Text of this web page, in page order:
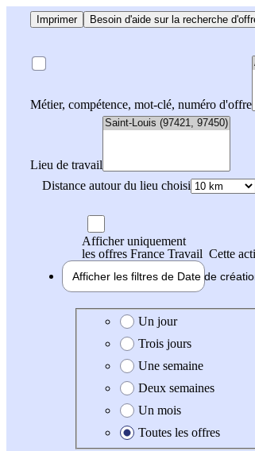
Imprimer Besoin d'aide sur la recherche
Métier, compétence, mot-clé, numéro d'offre
Lieu de travail
Distance autour du lieu choisi
Afficher uniquement
les offres France Travail Cette
Afficher les filtres de Date de
Date de création de l'offre
Un jour
Trois jours
Une semaine
Deux semaines
Un mois
Toutes les offres